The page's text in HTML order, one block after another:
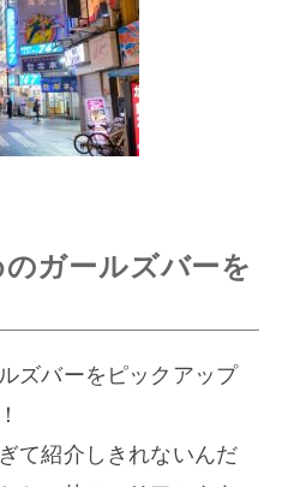
ガールズバーを
ズバーをピックアップ
て紹介しきれないんだ